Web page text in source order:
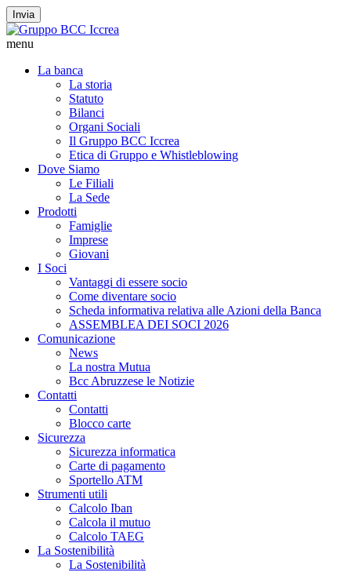
Invia
menu
La banca
La storia
Statuto
Bilanci
Organi Sociali
Il Gruppo BCC Iccrea
Etica di Gruppo e Whistleblowing
Dove Siamo
Le Filiali
La Sede
Prodotti
Famiglie
Imprese
Giovani
I Soci
Vantaggi di essere socio
Come diventare socio
Scheda informativa relativa alle Azioni della Banca
ASSEMBLEA DEI SOCI 2026
Comunicazione
News
La nostra Mutua
Bcc Abruzzese le Notizie
Contatti
Contatti
Blocco carte
Sicurezza
Sicurezza informatica
Carte di pagamento
Sportello ATM
Strumenti utili
Calcolo Iban
Calcola il mutuo
Calcolo TAEG
La Sostenibilità
La Sostenibilità